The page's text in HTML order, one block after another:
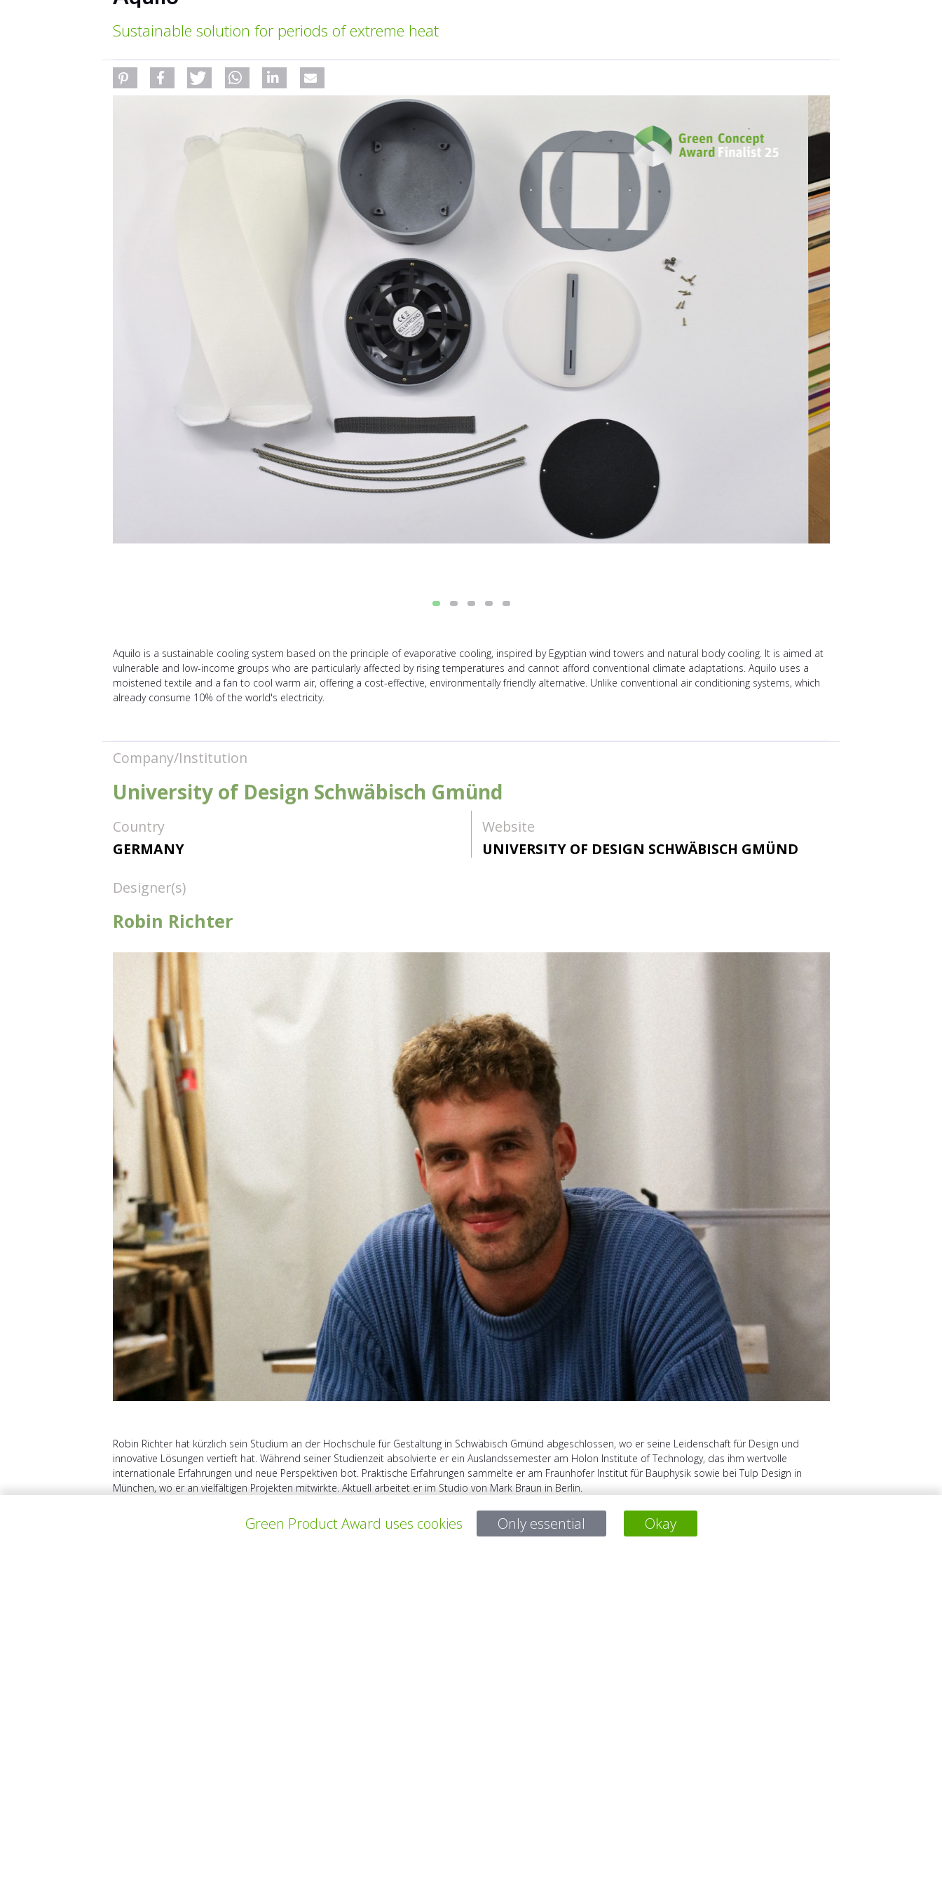
Sustainable solution for periods of extreme heat
Aquilo is a sustainable cooling system based on the principle of evaporative cooling, inspired by Egyptian wind towers and natural body cooling. It is aimed at
vulnerable and low-income groups who are particularly affected by rising temperatures and cannot afford conventional climate adaptations. Aquilo uses a
moistened textile and a fan to cool warm air, offering a cost-effective, environmentally friendly alternative. Unlike conventional air conditioning systems, which
already consume 10% of the world's electricity.
Company/Institution
University of Design Schwäbisch Gmünd
Country
GERMANY
Website
UNIVERSITY OF DESIGN SCHWÄBISCH GMÜND
Designer(s)
Robin Richter
Robin Richter hat kürzlich sein Studium an der Hochschule für Gestaltung in Schwäbisch Gmünd abgeschlossen, wo er seine Leidenschaft für Design und
innovative Lösungen vertieft hat. Während seiner Studienzeit absolvierte er ein Auslandssemester am Holon Institute of Technology, das ihm wertvolle
internationale Erfahrungen und neue Perspektiven bot. Praktische Erfahrungen sammelte er am Fraunhofer Institut für Bauphysik sowie bei Tulp Design in
München, wo er an vielfältigen Projekten mitwirkte. Aktuell arbeitet er im Studio von Mark Braun in Berlin.
Green Product Award uses cookies Only essential Okay